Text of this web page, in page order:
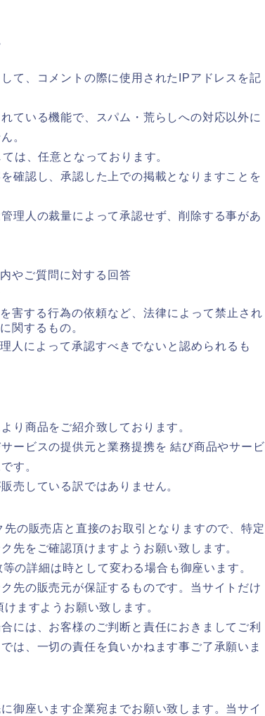
て、コメントの際に使用されたIPアドレスを記
ている機能で、スパム・荒らしへの対応以外に
。
は、任意となっております。
確認し、承認した上での掲載となりますことを
理人の裁量によって承認せず、削除する事があ
やご質問に対する回答
害する行為の依頼など、法律によって禁止され
関するもの。
人によって承認すべきでないと認められるも
り商品をご紹介致しております。
ービスの提供元と業務提携を 結び商品やサービ
す。
売している訳ではありません。
の販売店と直接のお取引となりますので、特定
先をご確認頂けますようお願い致します。
の詳細は時として変わる場合も御座います。
先の販売元が保証するものです。当サイトだけ
ますようお願い致します。
には、お客様のご判断と責任におきましてご利
は、一切の責任を負いかねます事ご了承願いま
御座います企業宛までお願い致します。当サイ